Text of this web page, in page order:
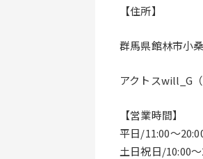
【住所】
群馬県館林市小
アクトスwill_G
【営業時間】
平日/11:00～
土日祝日/10:00